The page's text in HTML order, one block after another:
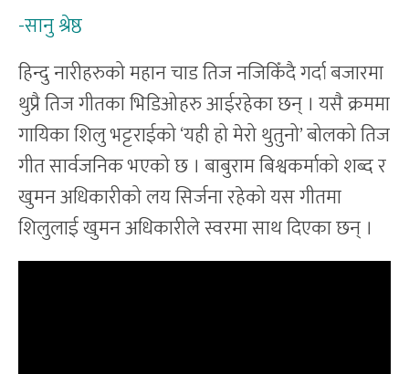
-सानु श्रेष्ठ
हिन्दु नारीहरुको महान चाड तिज नजिकिँदै गर्दा बजारमा
थुप्रै तिज गीतका भिडिओहरु आईरहेका छन् । यसै क्रममा
गायिका शिलु भट्टराईको ‘यही हो मेरो थुतुनो’ बोलको तिज
गीत सार्वजनिक भएको छ । बाबुराम बिश्वकर्माको शब्द र
खुमन अधिकारीको लय सिर्जना रहेको यस गीतमा
शिलुलाई खुमन अधिकारीले स्वरमा साथ दिएका छन् ।